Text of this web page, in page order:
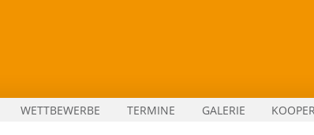
WETTBEWERBE TERMINE GALERIE